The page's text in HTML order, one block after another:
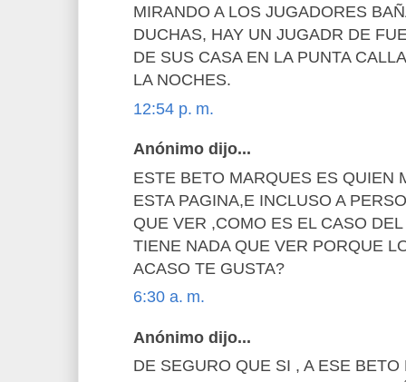
MIRANDO A LOS JUGADORES
DUCHAS, HAY UN JUGADR DE
DE SUS CASA EN LA PUNTA
LA NOCHES.
12:54 p. m.
Anónimo dijo...
ESTE BETO MARQUES ES QUIEN
ESTA PAGINA,E INCLUSO A
QUE VER ,COMO ES EL CASO
TIENE NADA QUE VER PORQUE
ACASO TE GUSTA?
6:30 a. m.
Anónimo dijo...
DE SEGURO QUE SI , A ESE